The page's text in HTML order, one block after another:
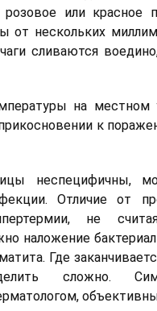
или красное
от нескольких
сливаются
на местном
к
неспецифичны,
Отличие от
не
наложение
Где
сложно.